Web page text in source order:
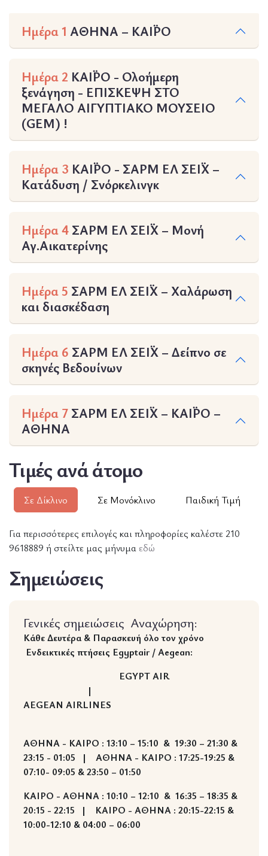
Ημέρα 1 ΑΘΗΝΑ – ΚΑΪΡΟ
Ημέρα 2 ΚΑΪΡΟ - Ολοήμερη
ξενάγηση - ΕΠΙΣΚΕΨΗ ΣΤΟ
ΜΕΓΑΛΟ ΑΙΓΥΠΤΙΑΚΟ ΜΟΥΣΕΙΟ
(GEM) !
Ημέρα 3 ΚΑΪΡΟ - ΣΑΡΜ ΕΛ ΣΕΪΧ –
Κατάδυση / Σνόρκελινγκ
Ημέρα 4 ΣΑΡΜ ΕΛ ΣΕΪΧ – Μονή
Αγ.Αικατερίνης
Ημέρα 5 ΣΑΡΜ ΕΛ ΣΕΪΧ – Χαλάρωση
και διασκέδαση
Ημέρα 6 ΣΑΡΜ ΕΛ ΣΕΪΧ – Δείπνο σε
σκηνές Βεδουίνων
Ημέρα 7 ΣΑΡΜ ΕΛ ΣΕΪΧ – ΚΑΪΡΟ –
ΑΘΗΝΑ
Τιμές ανά άτομο
Σε Δίκλινο Σε Μονόκλινο Παιδική Τιμή
Για περισσότερες επιλογές και πληροφορίες καλέστε 210
9618889 ή στείλτε μας μήνυμα εδώ
Σημειώσεις
Γενικές σημειώσεις Αναχώρηση:
Κάθε Δευτέρα & Παρασκευή όλο τον χρόνο
Ενδεικτικές πτήσεις Egyptair / Aegean:
EGYPTAIR
|
AEGEAN AIRLINES
ΑΘΗΝΑ - ΚΑΙΡΟ : 13:10 – 15:10 & 19:30 – 21:30 &
23:15 - 01:05 | ΑΘΗΝΑ - ΚΑΙΡΟ : 17:25-19:25 &
07:10- 09:05 & 23:50 – 01:50
ΚΑΙΡΟ - ΑΘΗΝΑ : 10:10 – 12:10 & 16:35 – 18:35 &
20:15 - 22:15 | ΚΑΙΡΟ - ΑΘΗΝΑ : 20:15-22:15 &
10:00-12:10 & 04:00 – 06:00